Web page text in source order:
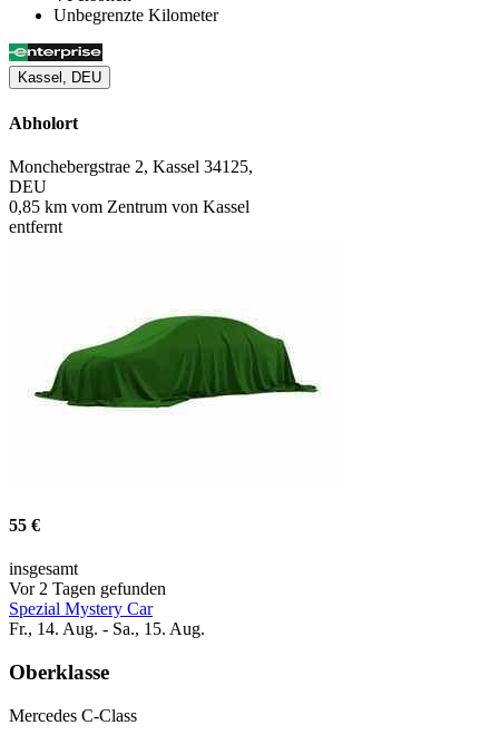
Unbegrenzte Kilometer
Kassel, DEU
Abholort
Monchebergstrae 2, Kassel 34125,
DEU
0,85 km vom Zentrum von Kassel
entfernt
55 €
insgesamt
Vor 2 Tagen gefunden
Spezial Mystery Car
Fr., 14. Aug. - Sa., 15. Aug.
Oberklasse
Mercedes C-Class